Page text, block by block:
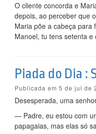
O cliente concorda e
depois, ao perceber que
Maria põe a cabeça para
Manoel, tu tens setenta
Piada do Dia :
Publicada em 5 de jul de
Desesperada, uma
— Padre, eu estou com
papagaias, mas elas só